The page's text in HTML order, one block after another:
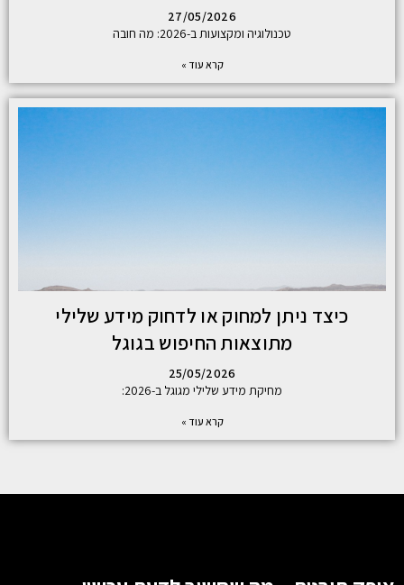
27/05/2026
טכנולוגיה ומקצועות ב-2026: מה חובה
קרא עוד »
כיצד ניתן למחוק או לדחוק מידע שלילי
מתוצאות החיפוש בגוגל
25/05/2026
מחיקת מידע שלילי מגוגל ב-2026:
קרא עוד »